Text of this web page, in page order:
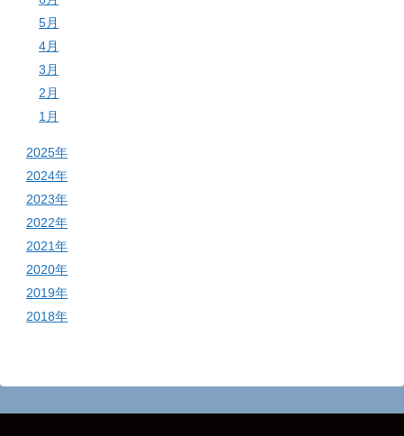
5月
4月
3月
2月
1月
2025年
2024年
2023年
2022年
2021年
2020年
2019年
2018年